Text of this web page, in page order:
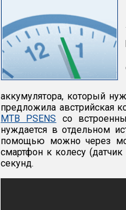
аккумулятора, который
предложила австрийская
MTB PSENS со
нуждается в отдельном
помощью можно через
смартфон к колесу
секунд.